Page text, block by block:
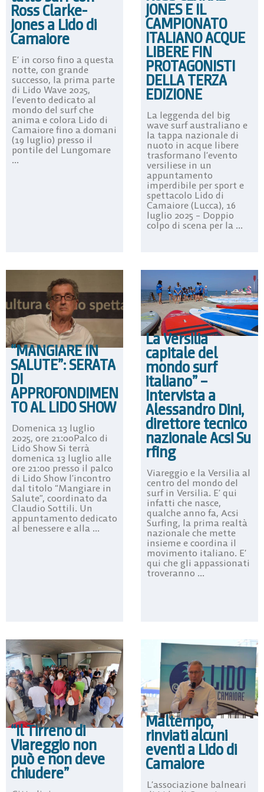
Ross Clarke-
Jones a Lido di
Camaiore
E’ in corso fino a questa
notte, con grande
successo, la prima parte
di Lido Wave 2025,
l’evento dedicato al
mondo del surf che
anima e colora Lido di
Camaiore fino a domani
(19 luglio) presso il
pontile del Lungomare
...
JONES E IL
CAMPIONATO
ITALIANO ACQUE
LIBERE FIN
PROTAGONISTI
DELLA TERZA
EDIZIONE
La leggenda del big
wave surf australiano e
la tappa nazionale di
nuoto in acque libere
trasformano l’evento
versiliese in un
appuntamento
imperdibile per sport e
spettacolo Lido di
Camaiore (Lucca), 16
luglio 2025 – Doppio
colpo di scena per la ...
“MANGIARE IN
SALUTE”: SERATA
DI
APPROFONDIMEN
TO AL LIDO SHOW
Domenica 13 luglio
2025, ore 21:00Palco di
Lido Show Si terrà
domenica 13 luglio alle
ore 21:00 presso il palco
di Lido Show l’incontro
dal titolo “Mangiare in
Salute”, coordinato da
Claudio Sottili. Un
appuntamento dedicato
al benessere e alla ...
La Versilia
capitale del
mondo surf
italiano” –
Intervista a
Alessandro Dini,
direttore tecnico
nazionale Acsi Su
rfing
Viareggio e la Versilia al
centro del mondo del
surf in Versilia. E’ qui
infatti che nasce,
qualche anno fa, Acsi
Surfing, la prima realtà
nazionale che mette
insieme e coordina il
movimento italiano. E’
qui che gli appassionati
troveranno ...
“Il Tirreno di
Viareggio non
può e non deve
chiudere”
Maltempo,
rinviati alcuni
eventi a Lido di
Camaiore
L’associazione balneari